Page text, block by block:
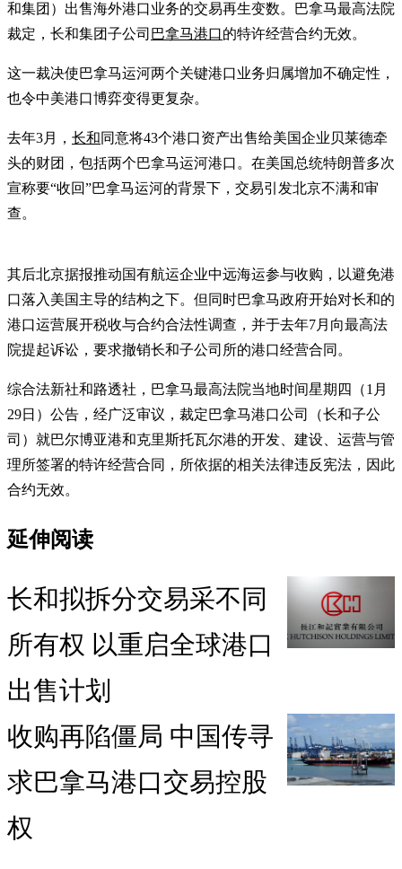
和集团）出售海外港口业务的交易再生变数。巴拿马最高法院
裁定，长和集团子公司 巴拿马港口的特许经营合约无效。
这一裁决使巴拿马运河两个关键港口业务归属增加不确定性，
也令中美港口博弈变得更复杂。
去年3月， 长和同意将43个港口资产出售给美国企业贝莱德牵
头的财团，包括两个巴拿马运河港口。在美国总统特朗普多次
宣称要“收回”巴拿马运河的背景下，交易引发北京不满和审
查。
其后北京据报推动国有航运企业中远海运参与收购，以避免港
口落入美国主导的结构之下。但同时巴拿马政府开始对长和的
港口运营展开税收与合约合法性调查，并于去年7月向最高法
院提起诉讼，要求撤销长和子公司所的港口经营合同。
综合法新社和路透社，巴拿马最高法院当地时间星期四（1月
29日）公告，经广泛审议，裁定巴拿马港口公司（长和子公
司）就巴尔博亚港和克里斯托瓦尔港的开发、建设、运营与管
理所签署的特许经营合同，所依据的相关法律违反宪法，因此
合约无效。
延伸阅读
长和拟拆分交易采不同
所有权 以重启全球港口
出售计划
收购再陷僵局 中国传寻
求巴拿马港口交易控股
权